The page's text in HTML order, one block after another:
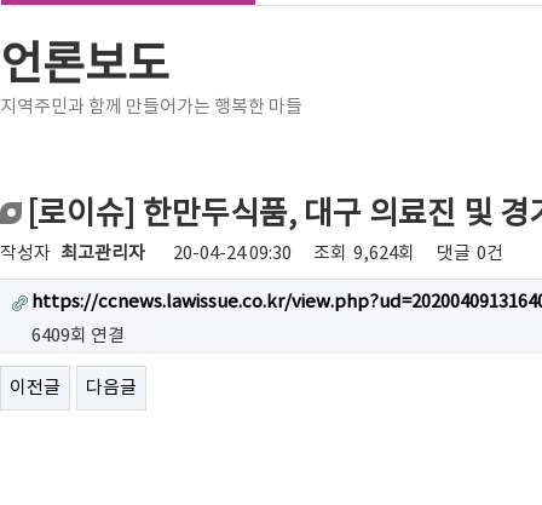
언론보도
지역주민과 함께 만들어가는 행복한 마들
[로이슈] 한만두식품, 대구 의료진 및
작성자 최고관리자 20-04-24 09:30 조회 9,624회 댓글 0건
https://ccnews.lawissue.co.kr/
6409회 연결
이전글 다음글